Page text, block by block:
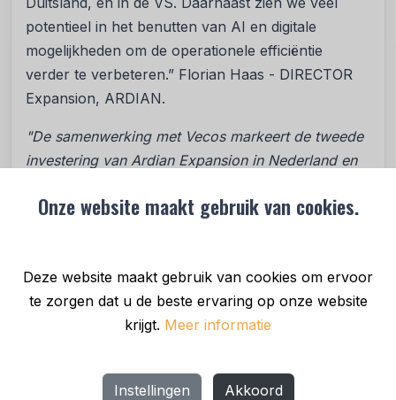
Onze website maakt gebruik van cookies.
Deze website maakt gebruik van cookies om ervoor
te zorgen dat u de beste ervaring op onze website
krijgt. Meer informatie
Instellingen Akkoord
potentieel in het benutten van AI en digitale
mogelijkheden om de operationele efficiëntie
verder te verbeteren.” Florian Haas - DIRECTOR
Expansion, ARDIAN.
"De samenwerking met Vecos markeert de tweede
investering van Ardian Expansion in Nederland en
We zijn verheugd dat we de kans hebben om het
Managing DIRECTOR Expansion, ARDIAN.
“De keuze voor Ardian als onze partner was een
van bedrijven en toewijding aan duurzame groei